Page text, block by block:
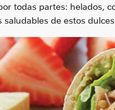
todas partes: helados,
saludables de estos